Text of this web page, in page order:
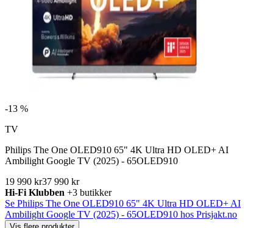
-13 %
TV
Philips The One OLED910 65" 4K Ultra HD OLED+ AI
Ambilight Google TV (2025) - 65OLED910
19 990 kr37 990 kr
Hi-Fi Klubben +3 butikker
Se Philips The One OLED910 65" 4K Ultra HD OLED+ AI
Ambilight Google TV (2025) - 65OLED910 hos Prisjakt.no